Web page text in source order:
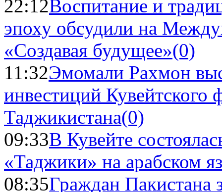
22:12Воспитание и
эпоху обсудили на
«Создавая будущее»(0)
11:32Эмомали Рахмон
инвестиций Кувейтского
Таджикистана(0)
09:33В Кувейте
«Таджики» на арабском
08:35Граждан Пакистана